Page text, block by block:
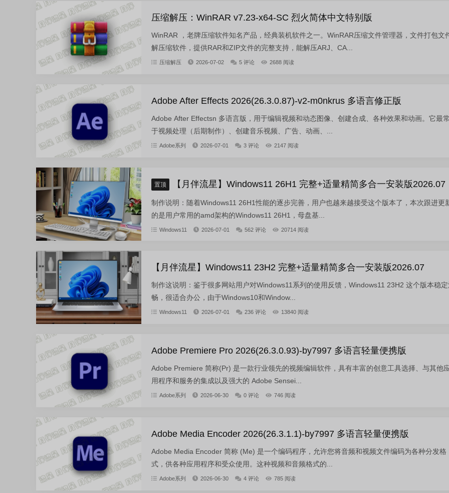
压缩解压：WinRAR v7.23-x64-SC 烈火简体中文特别版
WinRAR ，老牌压缩软件知名产品，经典装机软件之一。WinRAR压缩文件管理器，文件打包文
解压缩软件，提供RAR和ZIP文件的完整支持，能解压ARJ、CA...
压缩解压 2026-07-02 5 评论 2688 阅读
Adobe After Effects 2026(26.3.0.87)-v2-m0nkrus 多语言修正版
Adobe After Effectsn 多语言版，用于编辑视频和动态图像、创建合成、各种效果和动画。它最
于视频处理（后期制作）、创建音乐视频、广告、动画、...
Adobe系列 2026-07-01 3 评论 2147 阅读
置顶 【月伴流星】Windows11 26H1 完整+适量精简多合一安装版2026.07
制作说明：随着Windows11 26H1性能的逐步完善，用户也越来越接受这个版本了，本次跟进更
的是用户常用的amd架构的Windows11 26H1，母盘基...
Windows11 2026-07-01 562 评论 20714 阅读
【月伴流星】Windows11 23H2 完整+适量精简多合一安装版2026.07
制作这说明：鉴于很多网站用户对Windows11系列的使用反馈，Windows11 23H2 这个版本稳
畅，很适合办公，由于Windows10和Window...
Windows11 2026-07-01 236 评论 13840 阅读
Adobe Premiere Pro 2026(26.3.0.93)-by7997 多语言轻量便携版
Adobe Premiere 简称(Pr) 是一款行业领先的视频编辑软件，具有丰富的创意工具选择、与其他
用程序和服务的集成以及强大的 Adobe Sensei...
Adobe系列 2026-06-30 0 评论 746 阅读
Adobe Media Encoder 2026(26.3.1.1)-by7997 多语言轻量便携版
Adobe Media Encoder 简称 (Me) 是一个编码程序，允许您将音频和视频文件编码为各种分发格
式，供各种应用程序和受众使用。这种视频和音频格式的...
Adobe系列 2026-06-30 4 评论 785 阅读